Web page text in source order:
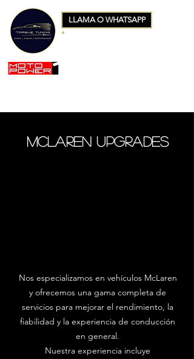
LLAMA O WHATSAPP
mclaren upgrades
Nos especializamos en vehículos McLaren
y ofrecemos una gama completa de
servicios para mejorar el rendimiento, la
fiabilidad y la experiencia de conducción
en general.
Nuestra experiencia incluye